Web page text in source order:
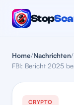
Stop
Home/Nachrichten/
FBI: Bericht 2025
CRYPTO